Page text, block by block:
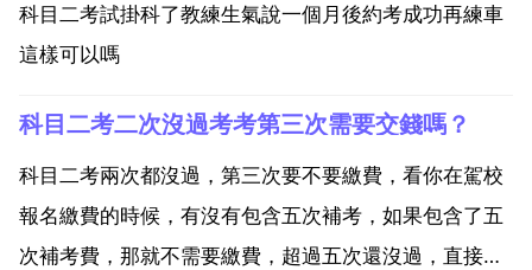
科目二考試掛科了教練生氣說一個月後約考成功再練車
這樣可以嗎
科目二考二次沒過考考第三次需要交錢嗎？
科目二考兩次都沒過，第三次要不要繳費，看你在駕校
報名繳費的時候，有沒有包含五次補考，如果包含了五
次補考費，那就不需要繳費，超過五次還沒過，直接重